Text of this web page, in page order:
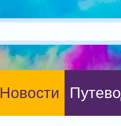
Новости